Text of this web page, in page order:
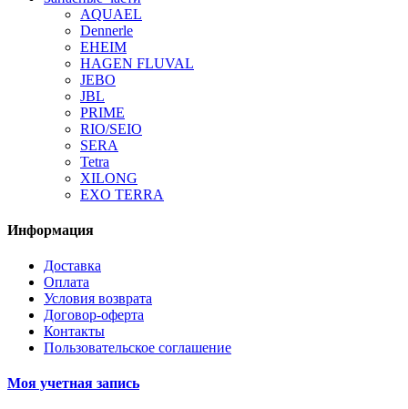
AQUAEL
Dennerle
EHEIM
HAGEN FLUVAL
JEBO
JBL
PRIME
RIO/SEIO
SERA
Tetra
XILONG
EXO TERRA
Информация
Доставка
Оплата
Условия возврата
Договор-оферта
Контакты
Пользовательское соглашение
Моя учетная запись